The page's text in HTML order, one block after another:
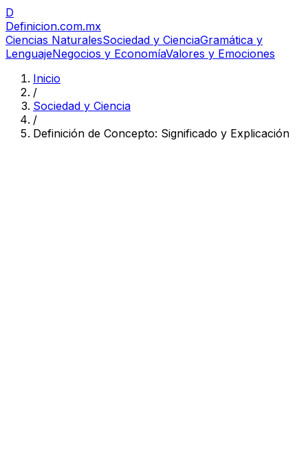
D
Definicion.com.mx
Ciencias NaturalesSociedad y CienciaGramática y
LenguajeNegocios y EconomíaValores y Emociones
Inicio
/
Sociedad y Ciencia
/
Definición de Concepto: Significado y Explicación